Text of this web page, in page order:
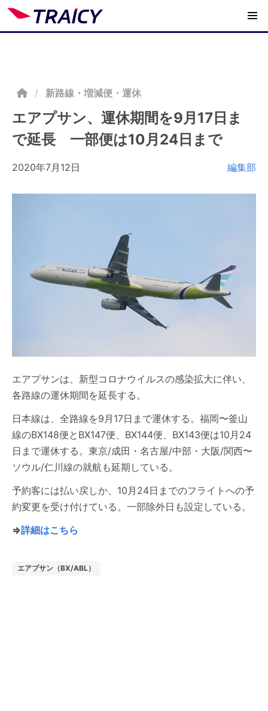
/ 新路線・増減便・運休
エアプサン、運休期間を9月17日ま
で延長 一部便は10月24日まで
2020年7月12日 編集部
エアプサンは、新型コロナウイルスの感染拡大に伴い、
各路線の運休期間を延長する。
日本線は、全路線を9月17日まで運休する。福岡〜釜山
線のBX148便とBX147便、BX144便、BX143便は10月24
日まで運休する。東京/成田・名古屋/中部・大阪/関西〜
ソウル/仁川線の就航も延期している。
予約客には払い戻しか、10月24日までのフライトへの予
約変更を受け付けている。一部除外日も設定している。
⇒詳細はこちら
エアプサン（BX/ABL）